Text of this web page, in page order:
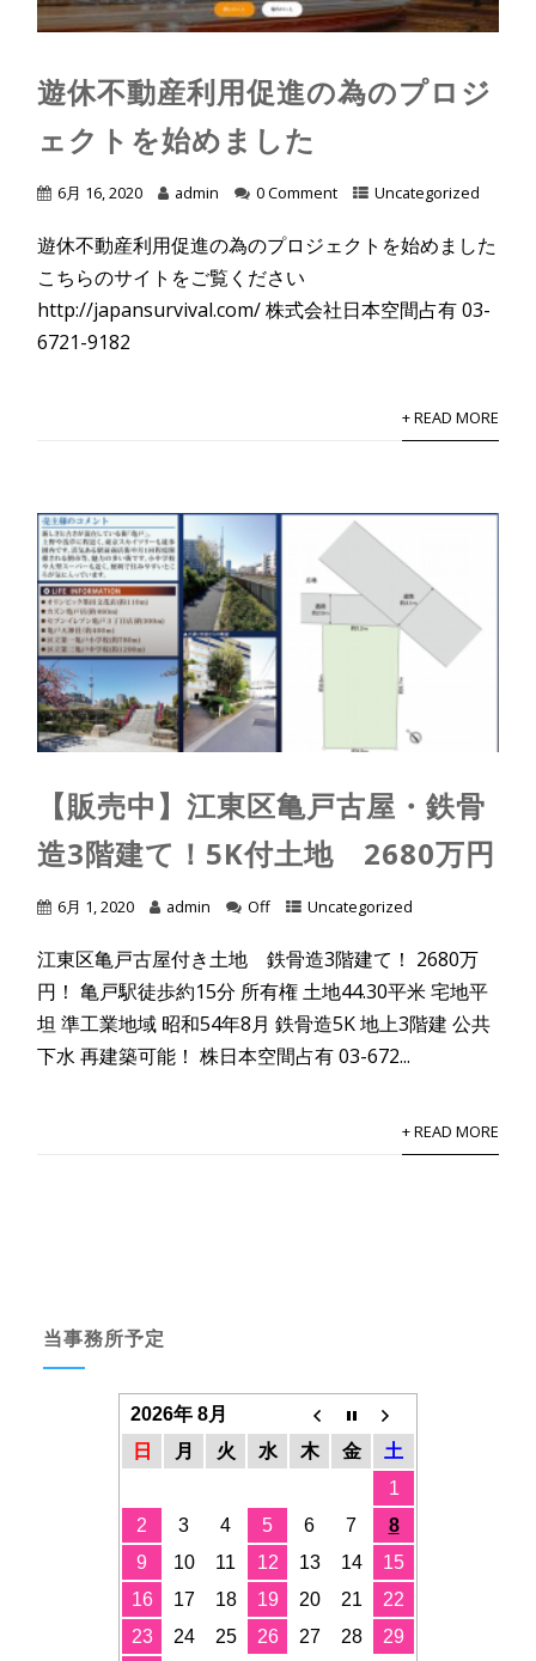
遊休不動産利用促進の為のプロジ
ェクトを始めました
6月 16, 2020 admin 0 Comment Uncategorized
遊休不動産利用促進の為のプロジェクトを始めました
こちらのサイトをご覧ください
http://japansurvival.com/ 株式会社日本空間占有 03-
6721-9182
+ READ MORE
【販売中】江東区亀戸古屋・鉄骨
造3階建て！5K付土地 2680万円
6月 1, 2020 admin Off Uncategorized
江東区亀戸古屋付き土地 鉄骨造3階建て！ 2680万
円！ 亀戸駅徒歩約15分 所有権 土地44.30平米 宅地平
坦 準工業地域 昭和54年8月 鉄骨造5K 地上3階建 公共
下水 再建築可能！ 株日本空間占有 03-672...
+ READ MORE
当事務所予定
2026年 8月
日
月 火 水 木 金
土
1
2
3 4 5 6 7
8
9
10 11 12 13 14
15
16
17 18 19 20 21
22
23
24 25 26 27 28
29